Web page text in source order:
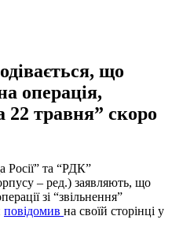
що
операція,
22 травня” скоро
Росії” та “РДК”
– ред.) заявляють, що
зі “звільнення”
повідомив на своїй сторінці у